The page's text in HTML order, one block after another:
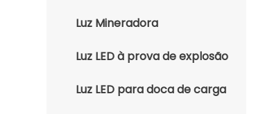
Luz Mineradora
Luz LED à prova de explosão
Luz LED para doca de carga